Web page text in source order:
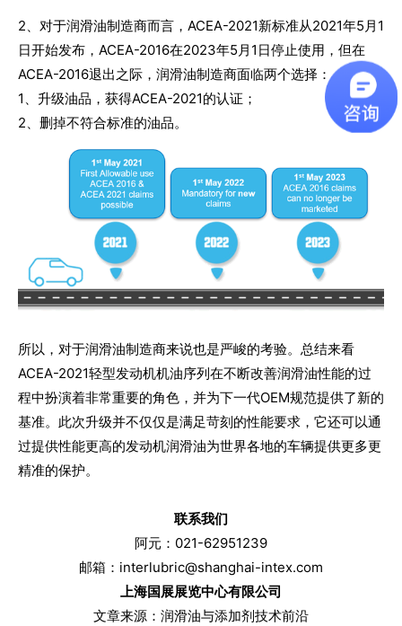
2、对于润滑油制造商而言，ACEA-2021新标准从2021年5月1
日开始发布，ACEA-2016在2023年5月1日停止使用，但在
ACEA-2016退出之际，润滑油制造商面临两个选择：
1、升级油品，获得ACEA-2021的认证；
2、删掉不符合标准的油品。
所以，对于润滑油制造商来说也是严峻的考验。总结来看
ACEA-2021轻型发动机机油序列在不断改善润滑油性能的过
程中扮演着非常重要的角色，并为下一代OEM规范提供了新的
基准。此次升级并不仅仅是满足苛刻的性能要求，它还可以通
过提供性能更高的发动机润滑油为世界各地的车辆提供更多更
精准的保护。
联系我们
阿元：021-62951239
邮箱：interlubric@shanghai-intex.com
上海国展展览中心有限公司
文章来源：润滑油与添加剂技术前沿